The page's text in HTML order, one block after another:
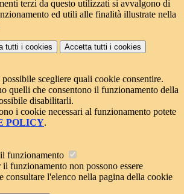
terzi da questo utilizzati si avvalgono di
ed utili alle finalità illustrate nella
tutti i cookies Accetta tutti i cookies
possibile scegliere quali cookie consentire.
quelli che consentono il funzionamento della
disabilitarli.
i cookie necessari al funzionamento potete
POLICY.
funzionamento
funzionamento non possono essere
consultare l'elenco nella pagina della cookie